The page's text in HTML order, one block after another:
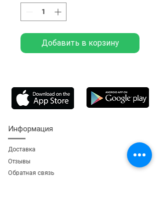
Добавить в корзину
Информация
Доставка
Отзывы
Обратная связь